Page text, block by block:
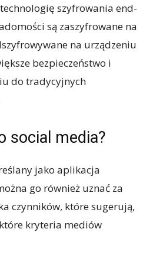
szyfrowania end-
są zaszyfrowane na
na urządzeniu
bezpieczeństwo i
do tradycyjnych
social media?
jako aplikacja
go również uznać za
czynników, które sugerują,
kryteria mediów